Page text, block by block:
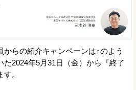
らの紹介キャンペーンは↑のよう
2024年5月31日（金）から『終了
。